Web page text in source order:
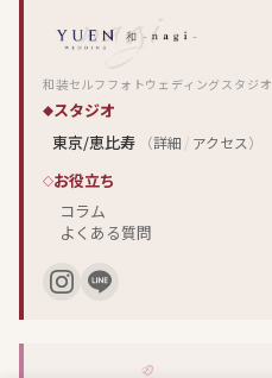
和装セルフフォトウェディングスタジオ
スタジオ
東京/恵比寿
（詳細 / アクセス）
お役立ち
コラム
よくある質問